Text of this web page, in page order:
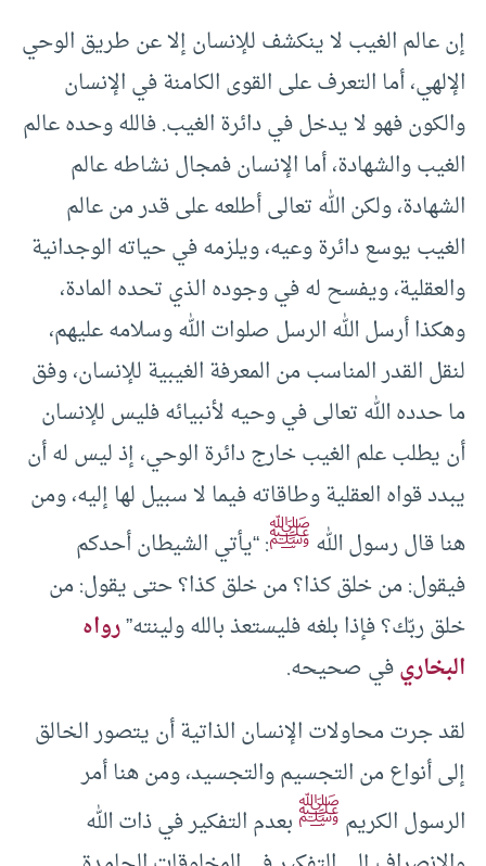
إن عالم الغيب لا ينكشف للإنسان إلا عن طريق الوحي
الإلهي، أما التعرف على القوى الكامنة في الإنسان
والكون فهو لا يدخل في دائرة الغيب. فالله وحده عالم
الغيب والشهادة، أما الإنسان فمجال نشاطه عالم
الشهادة، ولكن الله تعالى أطلعه على قدر من عالم
الغيب يوسع دائرة وعيه، ويلزمه في حياته الوجدانية
والعقلية، ويفسح له في وجوده الذي تحده المادة،
وهكذا أرسل الله الرسل صلوات الله وسلامه عليهم،
لنقل القدر المناسب من المعرفة الغيبية للإنسان، وفق
ما حدده الله تعالى في وحيه لأنبيائه فليس للإنسان
أن يطلب علم الغيب خارج دائرة الوحي، إذ ليس له أن
يبدد قواه العقلية وطاقاته فيما لا سبيل لها إليه، ومن
هنا قال رسول اللهﷺ: “يأتي الشيطان أحدكم
فيقول: من خلق كذا؟ من خلق كذا؟ حتى يقول: من
خلق ربّك؟ فإذا بلغه فليستعذ بالله ولينته”رواه
البخاريفي صحيحه.
لقد جرت محاولات الإنسان الذاتية أن يتصور الخالق
إلى أنواع من التجسيم والتجسيد، ومن هنا أمر
الرسول الكريمﷺبعدم التفكير في ذات الله